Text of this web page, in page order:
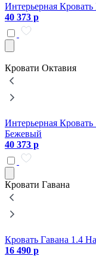
Интерьерная
40 373 р
Кровати Октавия
Интерьерная
Бежевый
40 373 р
Кровати Гавана
Кровать Гавана 1.4
16 490 р